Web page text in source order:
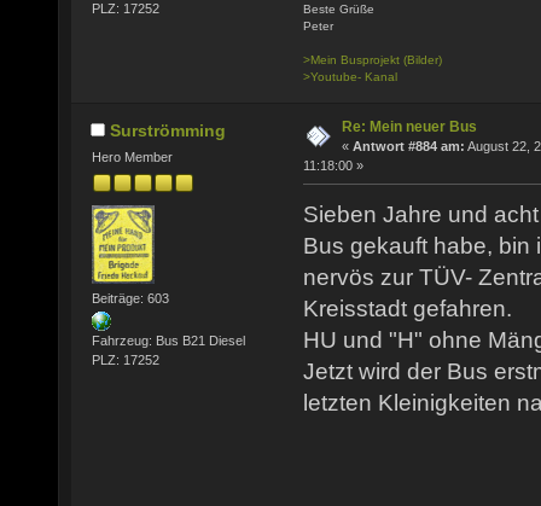
PLZ: 17252
Beste Grüße
Peter
>Mein Busprojekt (Bilder)
>Youtube- Kanal
Surströmming
Hero Member
Beiträge: 603
Fahrzeug: Bus B21 Diesel
PLZ: 17252
Re: Mein neuer Bus
« Antwort #884 am: August 22,
11:18:00 »
Sieben Jahre und
Bus gekauft habe, bin
nervös zur TÜV-
Kreisstadt gefahren.
HU und "H" ohne
Jetzt wird der Bus
letzten Kleinigkeiten